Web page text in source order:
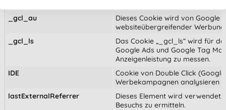
_gcl_au
Dieses Cookie wird von Google
websiteübergreifender
_gcl_ls
Das Cookie „_gcl_ls“ wird für
Google Ads und Google Tag
Anzeigenleistung zu messen.
IDE
Cookie von Double Click
Werbekampagnen analysieren
lastExternalReferrer
Dieses Element wird
Besuchs zu ermitteln.